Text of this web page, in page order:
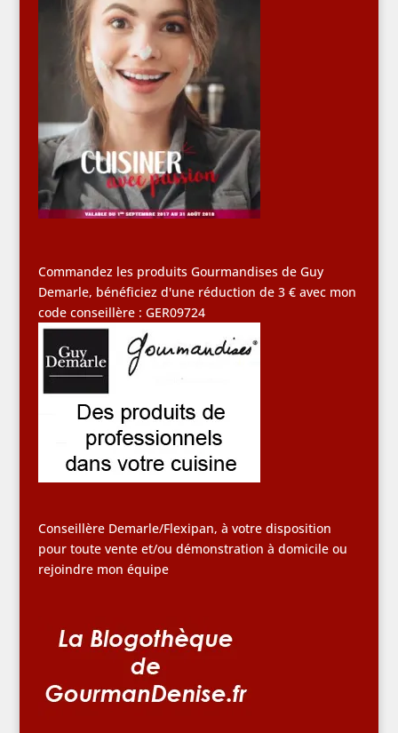
Commandez les produits Gourmandises de Guy
Demarle, bénéficiez d'une réduction de 3 € avec mon
code conseillère : GER09724
Conseillère Demarle/Flexipan, à votre disposition
pour toute vente et/ou démonstration à domicile ou
rejoindre mon équipe